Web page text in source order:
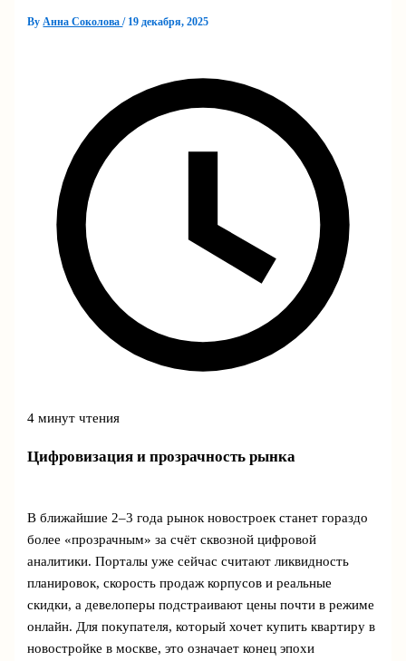
By Анна Соколова/ 19 декабря, 2025
4 минут чтения
Цифровизация и прозрачность рынка
В ближайшие 2–3 года рынок новостроек станет гораздо
более «прозрачным» за счёт сквозной цифровой
аналитики. Порталы уже сейчас считают ликвидность
планировок, скорость продаж корпусов и реальные
скидки, а девелоперы подстраивают цены почти в режиме
онлайн. Для покупателя, который хочет купить квартиру в
новостройке в москве, это означает конец эпохи